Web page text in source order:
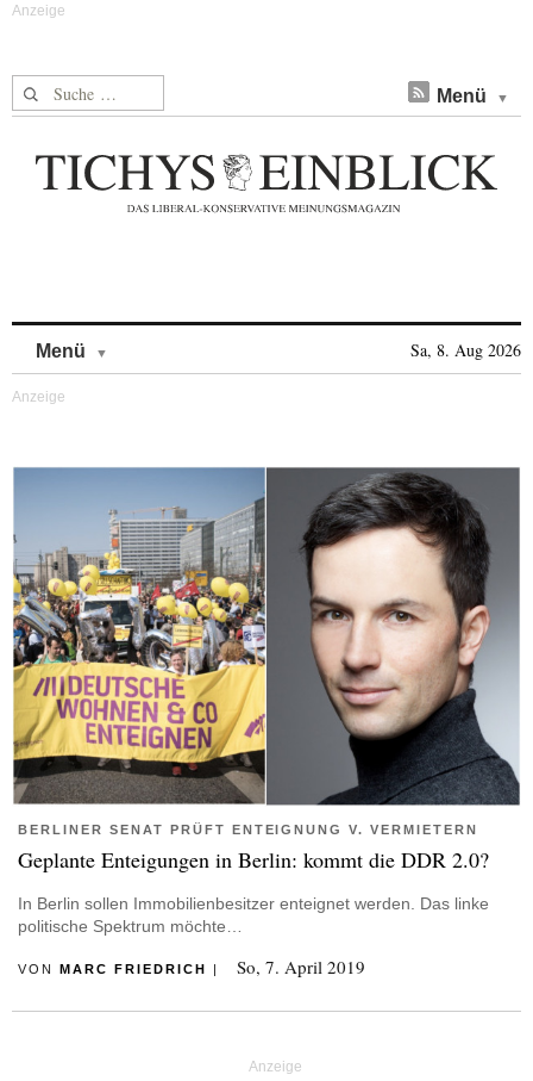
Suche nach: Menü
Menü Sa, 8. Aug 2026
BERLINER SENAT PRÜFT ENTEIGNUNG V. VERMIETERN
Geplante Enteigungen in Berlin: kommt die DDR 2.0?
In Berlin sollen Immobilienbesitzer enteignet werden. Das linke
politische Spektrum möchte…
VON MARC FRIEDRICH | So, 7. April 2019